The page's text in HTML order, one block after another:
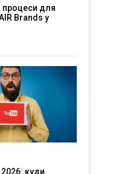
процеси для
Brands у
куди